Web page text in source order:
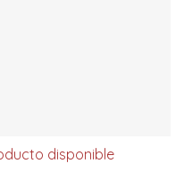
disponible